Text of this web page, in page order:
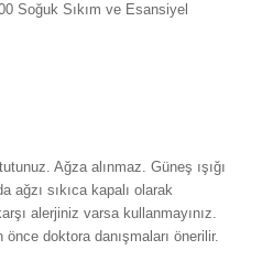
Soğuk Sıkım ve Esansiyel
Ağza alınmaz. Güneş ışığı
ağzı sıkıca kapalı olarak
alerjiniz varsa kullanmayınız.
doktora danışmaları önerilir.